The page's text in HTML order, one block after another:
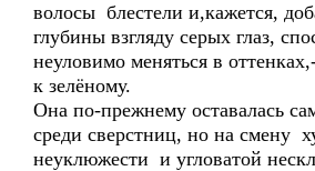
волосы блестели и,кажется,
глубины взгляду серых глаз,
неуловимо меняться в
к зелёному.
Она по-прежнему оставалась
среди сверстниц, но на смену
неуклюжести и угловатой